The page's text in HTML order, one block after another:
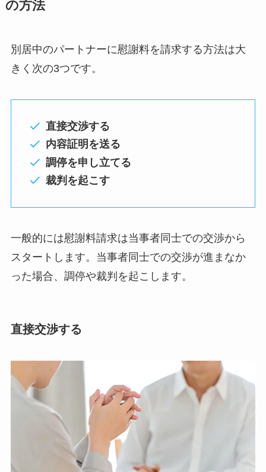
の方法
別居中のパートナーに慰謝料を請求する方法は大
きく次の3つです。
直接交渉する
内容証明を送る
調停を申し立てる
裁判を起こす
一般的には慰謝料請求は当事者同士での交渉から
スタートします。当事者同士での交渉が進まなか
った場合、調停や裁判を起こします。
直接交渉する